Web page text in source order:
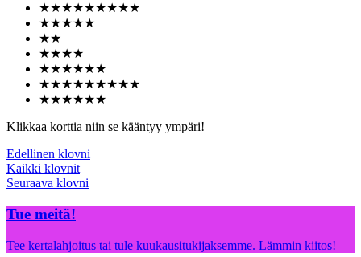
★★★★★★★★★
★★★★★
★★
★★★★
★★★★★★
★★★★★★★★★
★★★★★★
Klikkaa korttia niin se kääntyy ympäri!
Edellinen klovni
Kaikki klovnit
Seuraava klovni
Tue meitä!
Tee kertalahjoitus tai tule kuukausitukijaksemme. Lämmin kiitos!